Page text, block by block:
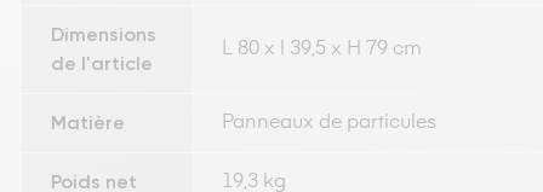
Dimensions
de l'article
L 80 x l 39,5 x H 79 cm
Matière Panneaux de particules
Poids net 19,3 kg